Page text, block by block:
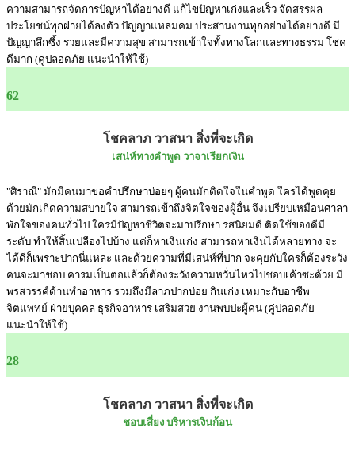
ความสามารถจัดการปัญหาได้อย่างดี แก้ไขปัญหาเก่งและเร็ว จัดสรรผล
ประโยชน์ทุกฝ่ายได้ลงตัว ปัญญาแหลมคม ประสานงานทุกอย่างได้อย่างดี มี
ปัญญาลึกซึ้ง รวยและมีความสุข สามารถเข้าใจทั้งทางโลกและทางธรรม โชค
ดีมาก (คู่ปลอดภัย แนะนำให้ใช้)
62
โชคลาภ วาสนา สิ่งที่จะเกิด
เสน่ห์ทางคำพูด วาจาเรียกเงิน
"ศิราณี" มักมีคนมาขอคำปรึกษาบ่อยๆ ผู้คนมักติดใจในคำพูด ใครได้พูดคุย
ด้วยมักเกิดความสบายใจ สามารถเข้าถึงจิตใจของผู้อื่น จึงเปรียบเหมือนศาลา
พักใจของคนทั่วไป ใครมีปัญหาชีวิตจะมาปรึกษา รสนิยมดี ติดใช้ของดีมี
ระดับ ทำให้สิ้นเปลืองไปบ้าง แต่ก็หาเงินเก่ง สามารถหาเงินได้หลายทาง จะ
ได้ดีก็เพราะปากนี่แหละ และด้วยความที่มีเสน่ห์ที่ปาก จะคุยกับใครก็ต้องระวัง
คนจะมาชอบ คารมเป็นต่อแล้วก็ต้องระวังความหวั่นไหวไปชอบเค้าซะด้วย มี
พรสวรรค์ด้านทำอาหาร รวมถึงมีลาภปากบ่อย กินเก่ง เหมาะกับอาชีพ
จิตแพทย์ ฝ่ายบุคคล ธุรกิจอาหาร เสริมสวย งานพบปะผู้คน (คู่ปลอดภัย
แนะนำให้ใช้)
28
โชคลาภ วาสนา สิ่งที่จะเกิด
ชอบเสี่ยง บริหารเงินก้อน